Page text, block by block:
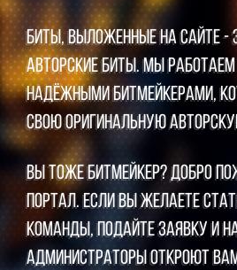
Биты, выложенные на сайте -
авторские биты. Мы
надёжными битмейкерами,
свою оригинальную
Вы тоже битмейкер? Добро
портал. Если Вы желаете
команды, подайте заявку и
администраторы откроют